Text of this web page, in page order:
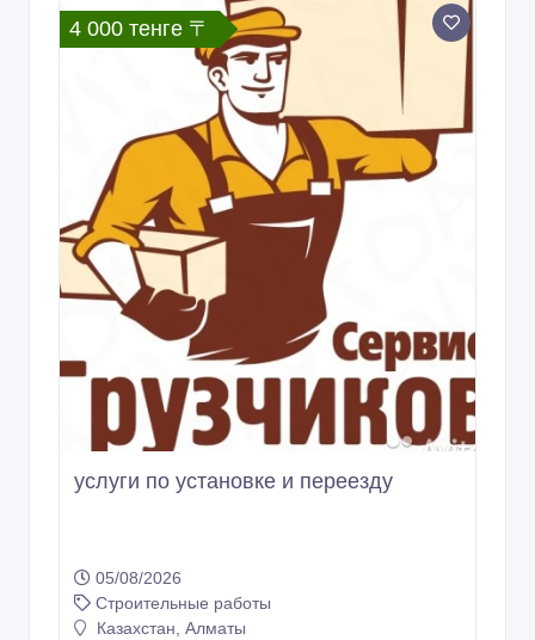
4 000 тенге 〒
услуги по установке и переезду
05/08/2026
Строительные работы
Казахстан, Алматы